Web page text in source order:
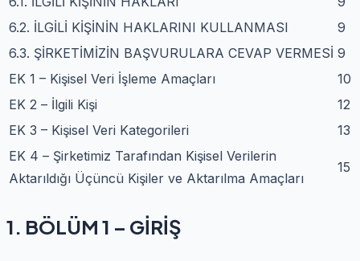
6.2. İLGİLİ KİŞİNİN HAKLARINI KULLANMASI
9
6.3. ŞİRKETİMİZİN BAŞVURULARA CEVAP VERMESİ 9
EK 1 – Kişisel Veri İşleme Amaçları
10
EK 2 – İlgili Kişi
12
EK 3 – Kişisel Veri Kategorileri
13
EK 4 – Şirketimiz Tarafından Kişisel Verilerin
Aktarıldığı Üçüncü Kişiler ve Aktarılma Amaçları
15
1. BÖLÜM 1 – GİRİŞ